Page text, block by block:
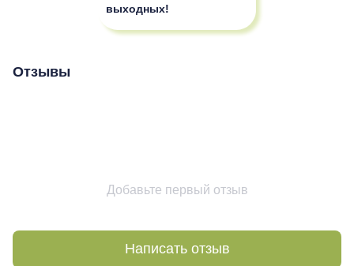
выходных!
Отзывы
Добавьте первый отзыв
Написать отзыв